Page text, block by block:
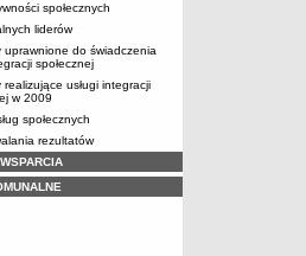
społecznych
liderów
uprawnione do świadczenia
społecznej
realizujące usługi integracji
w 2009
społecznych
rezultatów